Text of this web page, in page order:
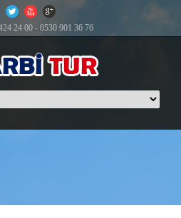
24 00 - 0530 901 36 76